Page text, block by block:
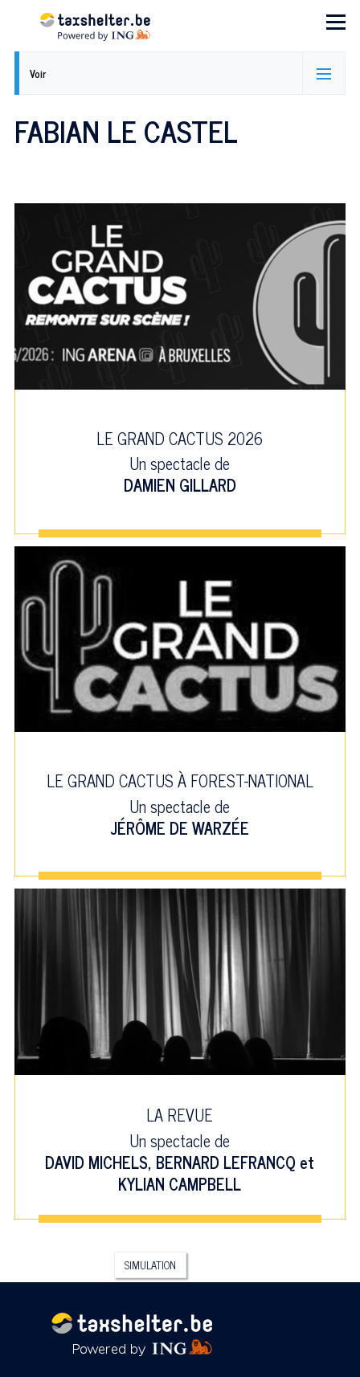
Aller au contenu principal
Menu
ONGLETS
PRINCIPAUX
Voir
FABIAN LE CASTEL
LE GRAND CACTUS 2026
Un spectacle de
DAMIEN GILLARD
LE GRAND CACTUS À FOREST-NATIONAL
Un spectacle de
JÉRÔME DE WARZÉE
LA REVUE
Un spectacle de
DAVID MICHELS, BERNARD LEFRANCQ et
KYLIAN CAMPBELL
SIMULATION